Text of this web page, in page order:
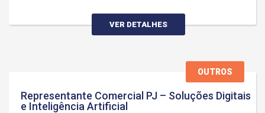
VER DETALHES
OUTROS
Representante Comercial PJ – Soluções Digitais
e Inteligência Artificial